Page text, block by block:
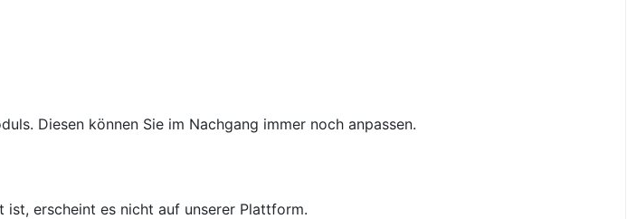
Diesen können Sie im Nachgang immer noch anpassen.
ist, erscheint es nicht auf unserer Plattform.